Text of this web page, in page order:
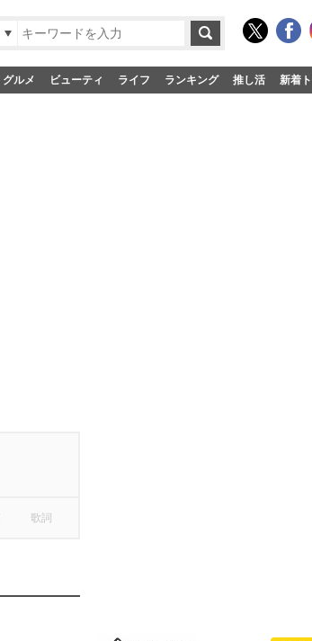
グルメ ビューティ ライフ ランキング 推し活 新着
歌詞